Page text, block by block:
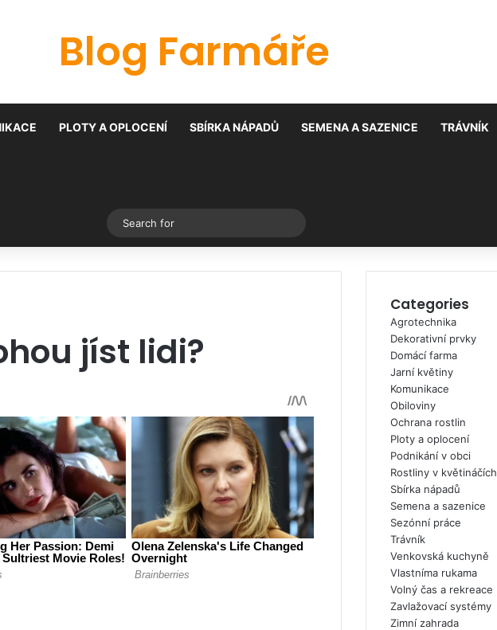
Blog Farmáře
PLOTY A OPLOCENÍ SBÍRKA NÁPADŮ SEMENA A SAZENICE TRÁVNÍK
Switch skin
for
jíst lidi?
Categories
Agrotechnika
Dekorativní prvky
Domácí farma
Jarní květiny
Komunikace
Obiloviny
Ochrana rostlin
Ploty a oplocení
Podnikání v obci
Rostliny v květináčích
Sbírka nápadů
Semena a sazenice
Sezónní práce
Trávník
Venkovská kuchyně
Vlastníma rukama
Volný čas a rekreace
Zavlažovací systémy
Zimní zahrada